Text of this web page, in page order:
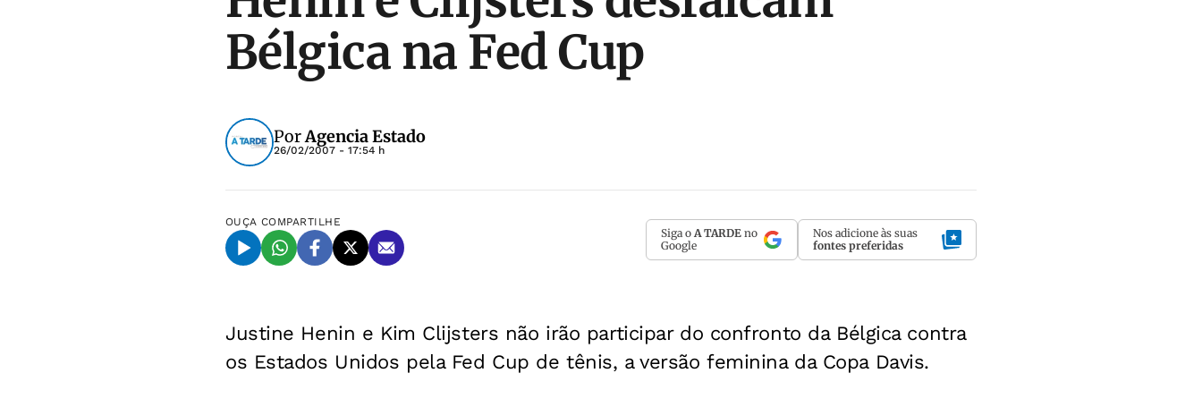
Bélgica na Fed Cup
PorAgencia Estado
26/02/2007 - 17:54 h
OUÇA COMPARTILHE
Siga o A TARDE no
Google
Nos adicione às suas
fontes preferidas
Justine Henin e Kim Clijsters não irão participar do confronto da Bélgica contra
os Estados Unidos pela Fed Cup de tênis, a versão feminina da Copa Davis.